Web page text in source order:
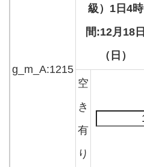
g_m_A:1215
級）1日4時
間:12月18日
（日）
空
き
有
り